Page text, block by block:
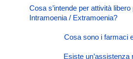
Cosa s’intende per attività
Intramoenia / Extramoenia?
Cosa sono i farmaci
Esiste un’assistenza